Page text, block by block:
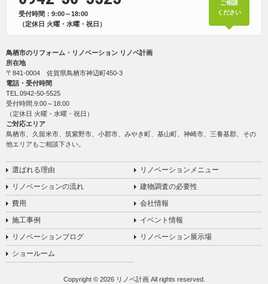
受付時間：9:00～18:00
（定休日 火曜・水曜・祝日）
ご相談
ください
鳥栖市のリフォーム・リノベーション リノベ計画
所在地
〒841-0004 佐賀県鳥栖市神辺町450-3
電話・受付時間
TEL. 0942-50-5525
受付時間.9:00～18:00
（定休日 火曜・水曜・祝日）
ご対応エリア
鳥栖市、久留米市、筑紫野市、小郡市、みやき町、基山町、神崎市、三養基郡、その
他エリアもご相談下さい。
選ばれる理由
リノベーションメニュー
リノベーションの流れ
建物調査の必要性
費用
会社情報
施工事例
イベント情報
リノベーションブログ
リノベーション展示場
ショールーム
Copyright © 2026 リノベ計画 All rights reserved.